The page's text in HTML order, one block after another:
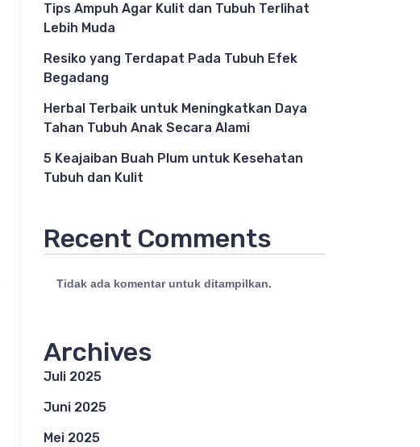
Tips Ampuh Agar Kulit dan Tubuh Terlihat
Lebih Muda
Resiko yang Terdapat Pada Tubuh Efek
Begadang
Herbal Terbaik untuk Meningkatkan Daya
Tahan Tubuh Anak Secara Alami
5 Keajaiban Buah Plum untuk Kesehatan
Tubuh dan Kulit
Recent Comments
Tidak ada komentar untuk ditampilkan.
Archives
Juli 2025
Juni 2025
Mei 2025